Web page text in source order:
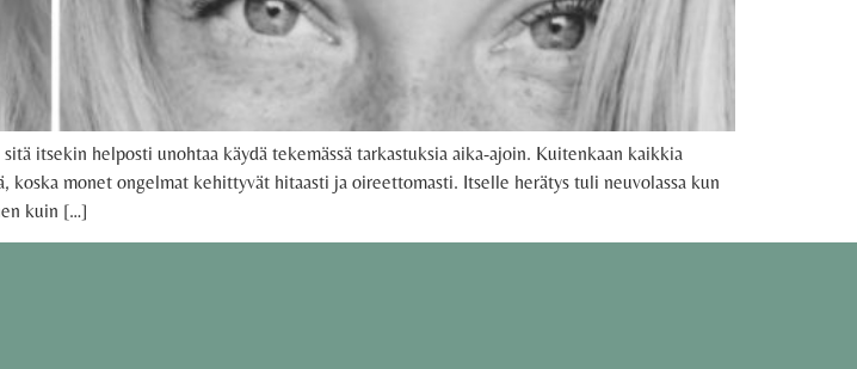
itsekin helposti unohtaa käydä tekemässä tarkastuksia aika-ajoin. Kuitenkaan kaikkia
monet ongelmat kehittyvät hitaasti ja oireettomasti. Itselle herätys tuli neuvolassa kun
kuin […]